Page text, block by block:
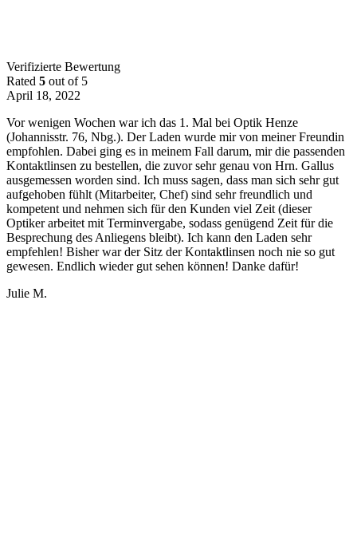
Verifizierte Bewertung
Rated 5 out of 5
April 18, 2022
Vor wenigen Wochen war ich das 1. Mal bei Optik Henze
(Johannisstr. 76, Nbg.). Der Laden wurde mir von meiner Freundin
empfohlen. Dabei ging es in meinem Fall darum, mir die passenden
Kontaktlinsen zu bestellen, die zuvor sehr genau von Hrn. Gallus
ausgemessen worden sind. Ich muss sagen, dass man sich sehr gut
aufgehoben fühlt (Mitarbeiter, Chef) sind sehr freundlich und
kompetent und nehmen sich für den Kunden viel Zeit (dieser
Optiker arbeitet mit Terminvergabe, sodass genügend Zeit für die
Besprechung des Anliegens bleibt). Ich kann den Laden sehr
empfehlen! Bisher war der Sitz der Kontaktlinsen noch nie so gut
gewesen. Endlich wieder gut sehen können! Danke dafür!
Julie M.